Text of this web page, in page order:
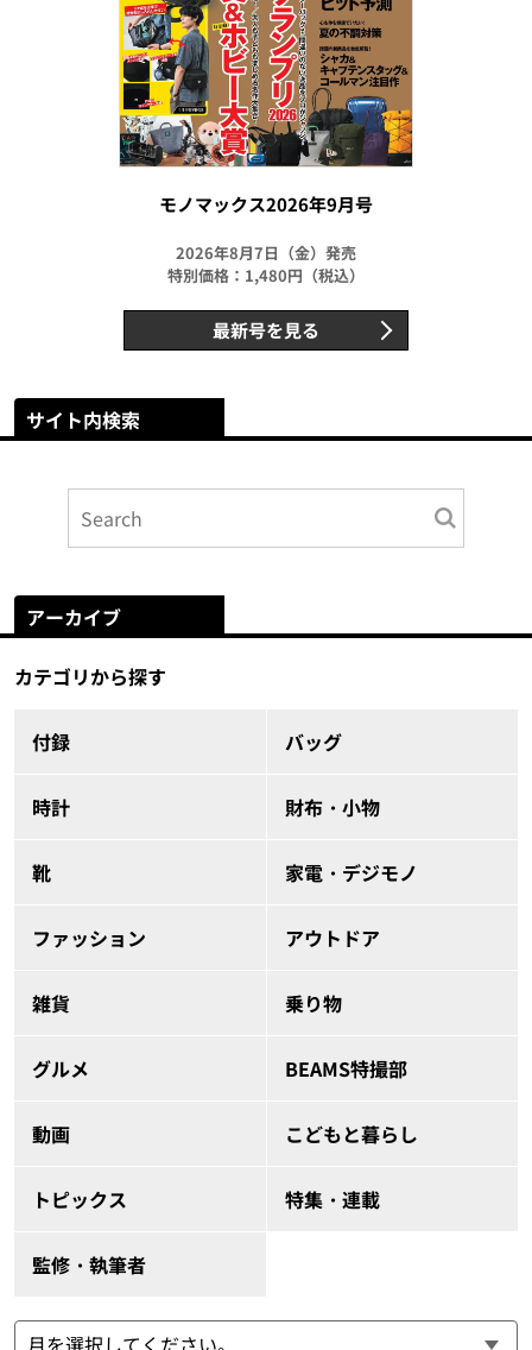
モノマックス2026年9月号
2026年8月7日（金）発売
特別価格：1,480円（税込）
最新号を見る
サイト内検索
アーカイブ
カテゴリから探す
付録 バッグ
時計 財布・小物
靴 家電・デジモノ
ファッション アウトドア
雑貨 乗り物
グルメ BEAMS特撮部
動画 こどもと暮らし
トピックス 特集・連載
監修・執筆者